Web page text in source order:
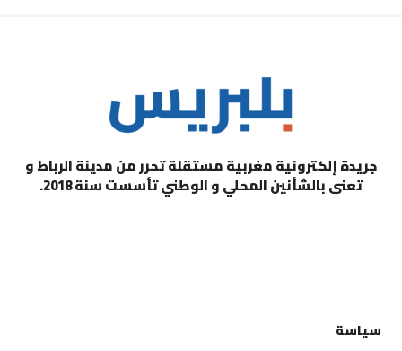
جريدة إلكترونية مغربية مستقلة تحرر من مدينة الرباط و
تعنى بالشأنين المحلي و الوطني تأسست سنة 2018.
سياسة